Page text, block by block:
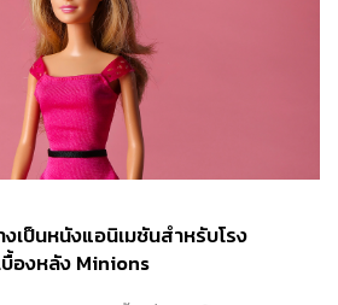
เป็นหนังแอนิเมชันสำหรับโรง
องหลัง Minions